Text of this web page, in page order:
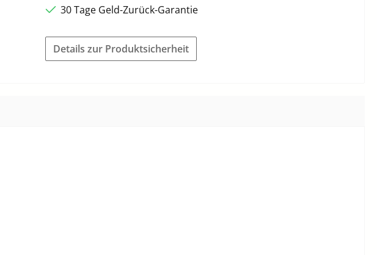
30 Tage Geld-Zurück-Garantie
Details zur Produktsicherheit